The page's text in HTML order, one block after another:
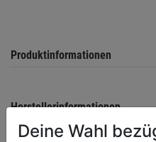
Produktinformationen
Herstellerinformationen
Deine Wahl